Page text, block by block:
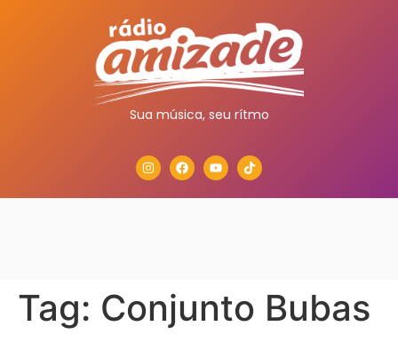
Sua música, seu rítmo
Tag: Conjunto Bubas